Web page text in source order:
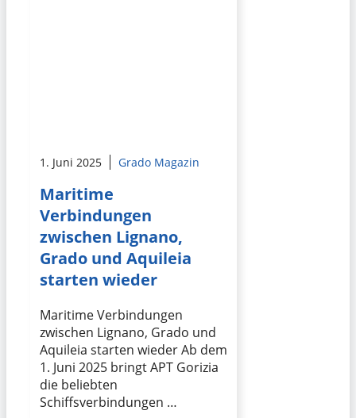
1. Juni 2025 Grado Magazin
Maritime
Verbindungen
zwischen Lignano,
Grado und Aquileia
starten wieder
Maritime Verbindungen
zwischen Lignano, Grado und
Aquileia starten wieder Ab dem
1. Juni 2025 bringt APT Gorizia
die beliebten
Schiffsverbindungen …